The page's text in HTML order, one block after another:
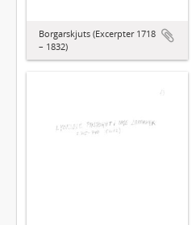
Borgarskjuts (Excerpter 1718
– 1832)